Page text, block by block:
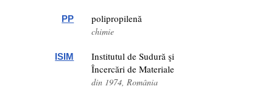
PP polipropilenă
chimie
ISIM
Institutul de Sudură şi
Încercări de Materiale
din 1974, România